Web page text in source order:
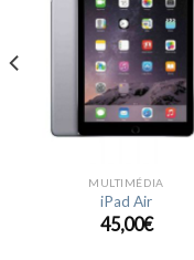
MULTIMÉDIA
iPad Air
45,00€